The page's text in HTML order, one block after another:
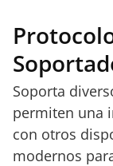
Soporta
permiten una
con otros
modernos